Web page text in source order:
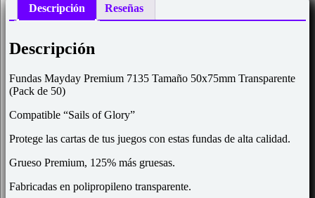
Descripción Reseñas
Descripción
Fundas Mayday Premium 7135 Tamaño 50x75mm Transparente
(Pack de 50)
Compatible “Sails of Glory”
Protege las cartas de tus juegos con estas fundas de alta calidad.
Grueso Premium, 125% más gruesas.
Fabricadas en polipropileno transparente.